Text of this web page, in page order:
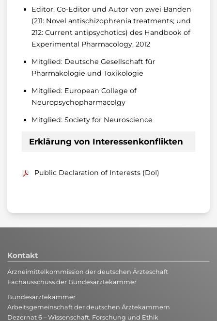
Editor, Co-Editor und Autor von zwei Bänden
(211: Novel antischizophrenia treatments; und
212: Current antipsychotics) des Handbook of
Experimental Pharmacology, 2012
Mitglied: Deutsche Gesellschaft für
Pharmakologie und Toxikologie
Mitglied: European College of
Neuropsychopharmacolgy
Mitglied: Society for Neuroscience
Erklärung von Interessenkonflikten
Public Declaration of Interests (DoI)
Kontakt
Arzneimittelkommission der deutschen Ärzteschaft
Fachausschuss der Bundesärztekammer
Bundesärztekammer
Arbeitsgemeinschaft der deutschen Ärztekammern
Dezernat 6 – Wissenschaft, Forschung und Ethik